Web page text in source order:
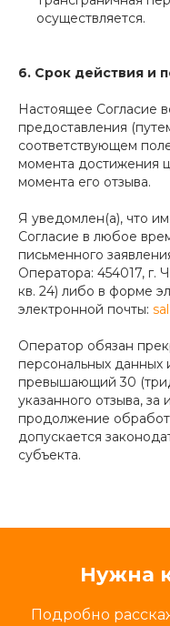
осуществляется.
6. Срок действия и
Настоящее Согласие
предоставления
соответствующем
момента достижения
момента его отзыва.
Я уведомлен(а), что
Согласие в любое
письменного
Оператора: 454017, г.
кв. 24) либо в форме
электронной почты:
Оператор обязан
персональных данных
превышающий 30
указанного отзыва,
продолжение
допускается
субъекта.
Нужна
Подробно